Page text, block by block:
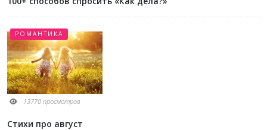
РОМАНТИКА
13770 просмотров
Стихи про август